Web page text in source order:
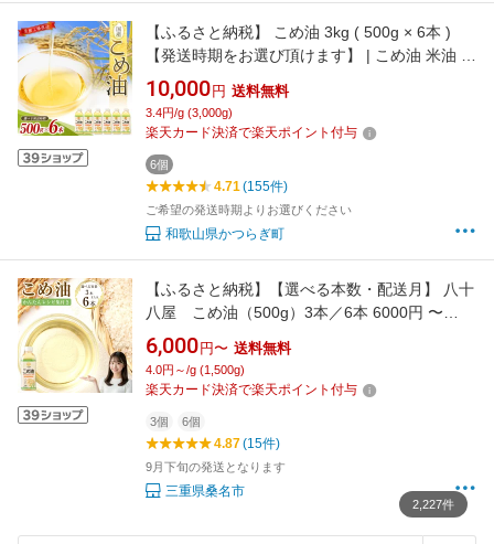
【ふるさと納税】 こめ油 3kg ( 500g × 6本 )
【発送時期をお選び頂けます】 | こめ油 米油 こ
めあぶら 米サラダ油 国産原料 お供え 贈答 セッ
ト 詰合せ 料理 食用油 発送時期が選べる
10,000 円 送料無料
3.4円/g (3,000g)
楽天カード決済で楽天ポイント付与
6個
4.71(155件)
ご希望の発送時期よりお選びください
和歌山県かつらぎ町
【ふるさと納税】【選べる本数・配送月】 八十
八屋 こめ油（500g）3本／6本 6000円 〜
10000円 6000円 〜 1万円 かんたん★レシピ集
油 あぶら オイル 米油 調味料 料理 レシピ付き
100% 国産 米ぬか 揚げ物 炒め物 健康志向 食用
6,000 円〜 送料無料
4.0円～/g (1,500g)
楽天カード決済で楽天ポイント付与
3個 6個
4.87(15件)
9月下旬の発送となります
三重県桑名市
2,227件